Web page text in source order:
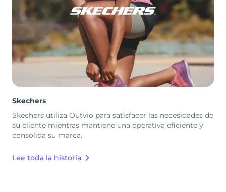
Skechers
Skechers utiliza Outvio para satisfacer las necesidades de
su cliente mientras mantiene una operativa eficiente y
consolida su marca.
Lee toda la historia